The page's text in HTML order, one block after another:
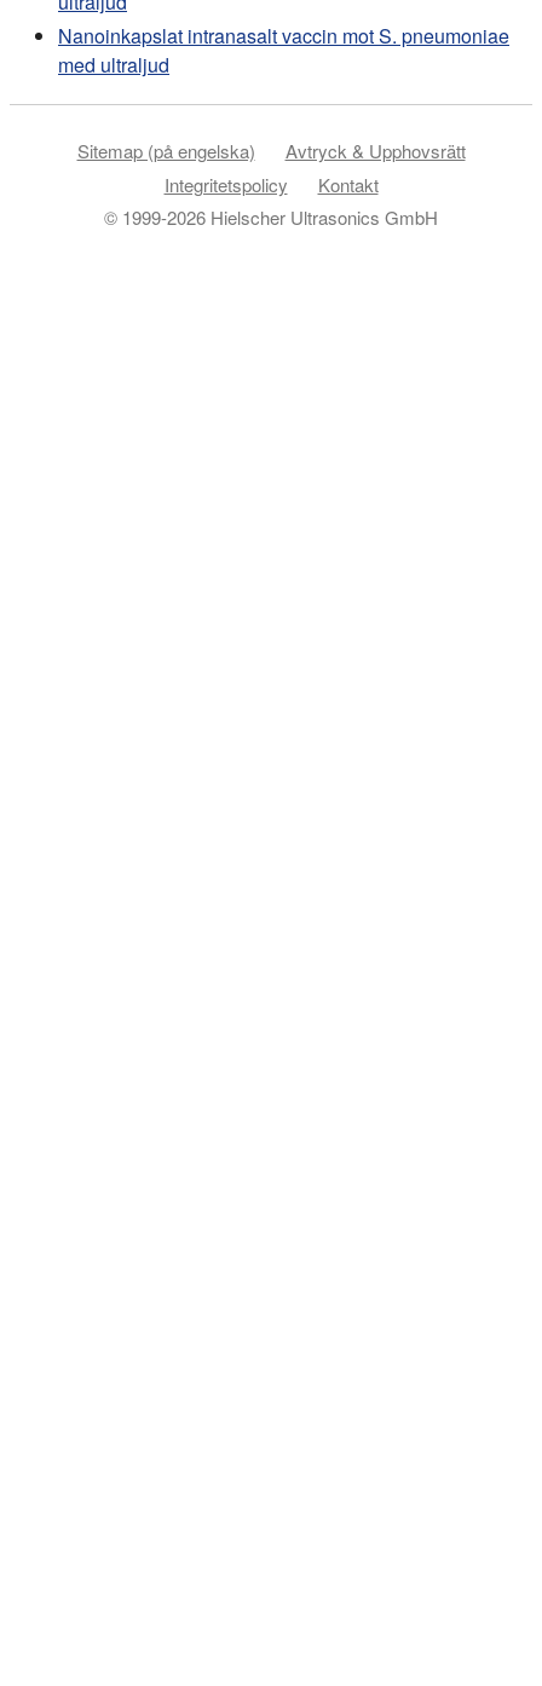
Nanoinkapslat intranasalt vaccin mot S. pneumoniae
med ultraljud
Sitemap (på engelska)
Avtryck & Upphovsrätt
Integritetspolicy
Kontakt
© 1999-2026 Hielscher Ultrasonics GmbH